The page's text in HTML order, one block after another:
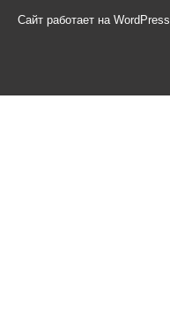
Сайт работает на WordPress